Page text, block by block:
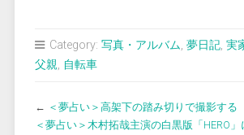
Category: 写真・アルバム, 夢日記, 実
父親, 自転車
← ＜夢占い＞高架下の踏み切りで撮影する
＜夢占い＞木村拓哉主演の白黒版「HERO